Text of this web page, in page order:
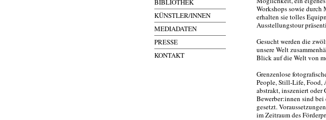
BIBLIOTHEK
KÜNSTLER/INNEN
MEDIADATEN
PRESSE
KONTAKT
Workshops sowie durch
erhalten sie tolles
Ausstellungstour
Gesucht werden die
unsere Welt
Blick auf die Welt von
Grenzenlose
People, Still-Life, Food,
abstrakt, inszeniert oder
Bewerber:innen sind
gesetzt.
im Zeitraum des